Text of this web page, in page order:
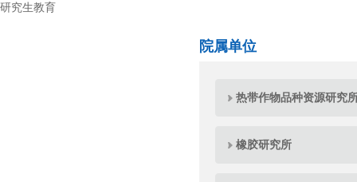
研究生教育
院属单位
热带作物品种资源研究
橡胶研究所